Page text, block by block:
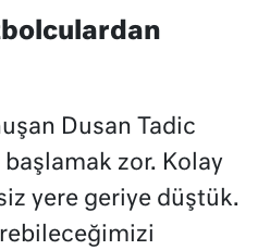
Dusan Tadic
başlamak zor. Kolay
yere geriye düştük.